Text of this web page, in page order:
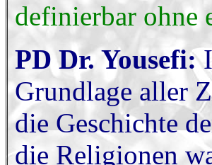
definierbar ohne
PD Dr. Yousefi:
Grundlage aller
die Geschichte
die Religionen